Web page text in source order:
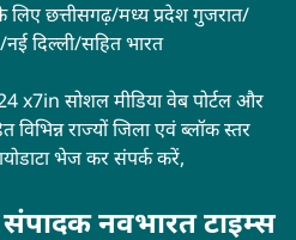
छत्तीसगढ़/मध्य प्रदेश गुजरात/
दिल्ली/सहित भारत
24 x7in सोशल मीडिया वेब पोर्टल और
राज्यों जिला एवं ब्लॉक स्तर
भेज कर संपर्क करें,
संपादक नवभारत टाइम्स